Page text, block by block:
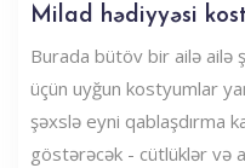
Milad hədiyyəsi
Burada bütöv bir ailə ailə
üçün uyğun kostyumlar
şəxslə eyni qablaşdırma
göstərəcək - cütlüklər və